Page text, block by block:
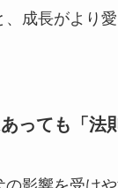
成長がより
っても「法